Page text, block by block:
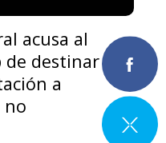
acusa al
destinar sus
a
no